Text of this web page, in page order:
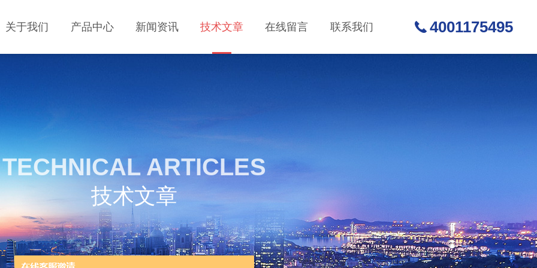
关于我们 产品中心 新闻资讯 技术文章 在线留言 联系我们 4001175495
TECHNICAL ARTICLES
技术文章